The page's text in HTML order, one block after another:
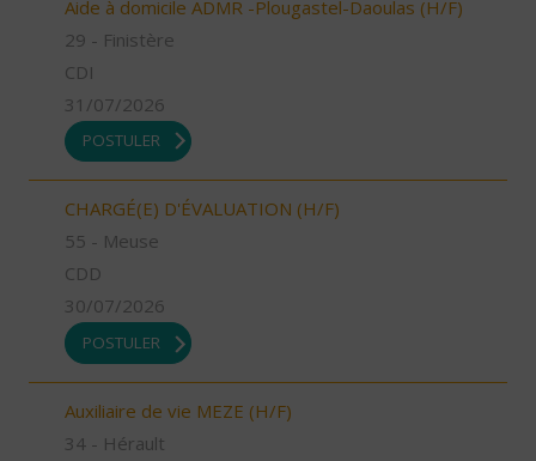
Aide à domicile ADMR -Plougastel-Daoulas (H/F)
29 - Finistère
CDI
31/07/2026
POSTULER
CHARGÉ(E) D'ÉVALUATION (H/F)
55 - Meuse
CDD
30/07/2026
POSTULER
Auxiliaire de vie MEZE (H/F)
34 - Hérault